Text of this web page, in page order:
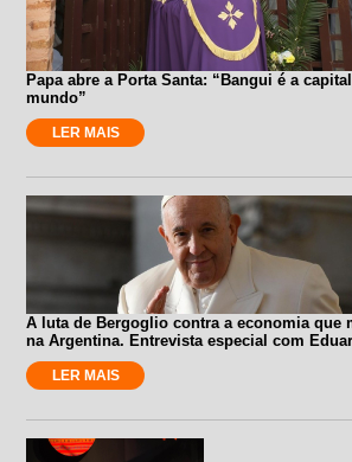
Papa abre a Porta Santa: “Bangui é a
mundo”
LER MAIS
A luta de Bergoglio contra a economia que
na Argentina. Entrevista especial com
LER MAIS